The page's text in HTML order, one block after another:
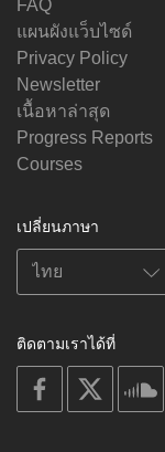
FAQ
แผนผังแว็บไซด์
Privacy Policy
Newsletter
เนื้อหาล่าสุด
Progress Reports
Courses
เปลี่ยนภาษา
ติดตามเราได้ที่
on
facebook